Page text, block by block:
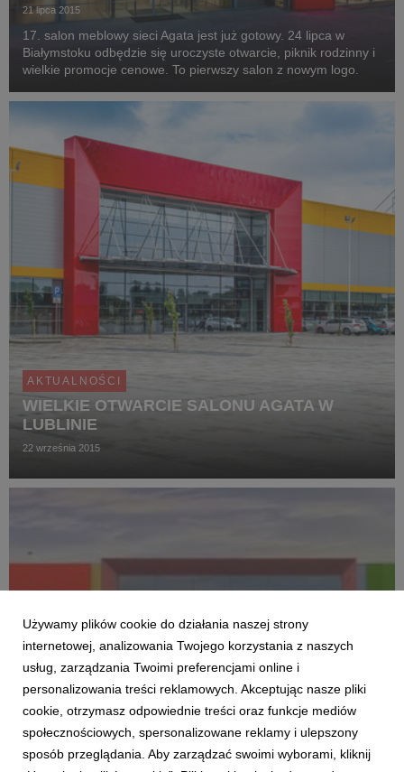
21 lipca 2015
17. salon meblowy sieci Agata jest już gotowy. 24 lipca w
Białymstoku odbędzie się uroczyste otwarcie, piknik rodzinny i
wielkie promocje cenowe. To pierwszy salon z nowym logo.
AKTUALNOŚCI
WIELKIE OTWARCIE SALONU AGATA W
LUBLINIE
22 września 2015
AKTUALNOŚCI
PIERWSZA REKLAMA SALONÓW AGATA Z
NOWYM LOGO
Używamy plików cookie do działania naszej strony
internetowej, analizowania Twojego korzystania z naszych
usług, zarządzania Twoimi preferencjami online i
personalizowania treści reklamowych. Akceptując nasze pliki
cookie, otrzymasz odpowiednie treści oraz funkcje mediów
społecznościowych, spersonalizowane reklamy i ulepszony
sposób przeglądania. Aby zarządzać swoimi wyborami, kliknij